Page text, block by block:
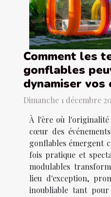
Comment les
gonflables
dynamiser vos
Dimanche 1 décembre
À l'ère où
cœur des
gonflables émergent
fois pratique et
modulables
lieu d'exception,
inoubliable tant